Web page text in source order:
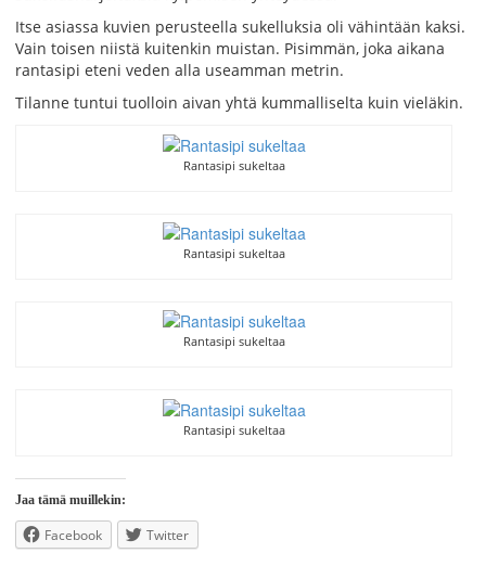
Itse asiassa kuvien perusteella sukelluksia oli vähintään kaksi.
Vain toisen niistä kuitenkin muistan. Pisimmän, joka aikana
rantasipi eteni veden alla useamman metrin.
Tilanne tuntui tuolloin aivan yhtä kummalliselta kuin vieläkin.
Rantasipi sukeltaa
Rantasipi sukeltaa
Rantasipi sukeltaa
Rantasipi sukeltaa
Jaa tämä muillekin:
Facebook Twitter